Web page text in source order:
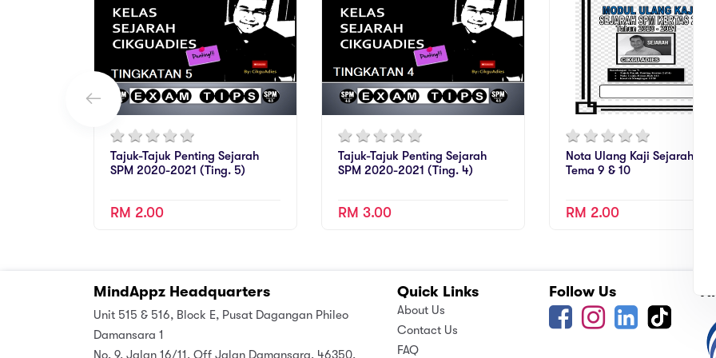
Tajuk-Tajuk Penting Sejarah
SPM 2020-2021 (Ting. 5)
RM 2.00
Tajuk-Tajuk Penting Sejarah
SPM 2020-2021 (Ting. 4)
RM 3.00
Nota Ulang Kaji Sejarah SPM
Tema 9 & 10
RM 2.00
MindAppz Headquarters
Unit 515 & 516, Block E, Pusat Dagangan Phileo
Damansara 1
No. 9, Jalan 16/11, Off Jalan Damansara, 46350,
Quick Links
About Us
Contact Us
FAQ
Follow Us